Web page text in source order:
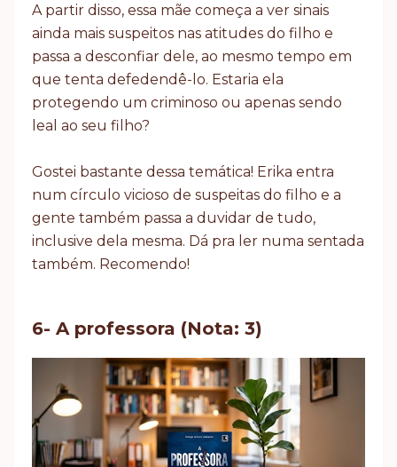
A partir disso, essa mãe começa a ver sinais
ainda mais suspeitos nas atitudes do filho e
passa a desconfiar dele, ao mesmo tempo em
que tenta defedendê-lo. Estaria ela
protegendo um criminoso ou apenas sendo
leal ao seu filho?
Gostei bastante dessa temática! Erika entra
num círculo vicioso de suspeitas do filho e a
gente também passa a duvidar de tudo,
inclusive dela mesma. Dá pra ler numa sentada
também. Recomendo!
6- A professora (Nota: 3)